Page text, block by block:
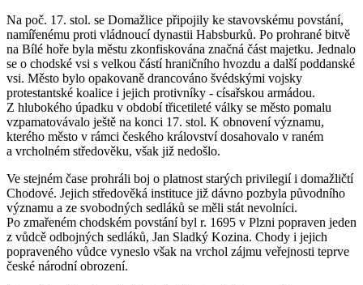
Na poč. 17. stol. se Domažlice připojily ke stavovskému povstání,
namířenému proti vládnoucí dynastii Habsburků. Po prohrané bitvě
na Bílé hoře byla městu zkonfiskována značná část majetku. Jednalo
se o chodské vsi s velkou částí hraničního hvozdu a další poddanské
vsi. Město bylo opakovaně drancováno švédskými vojsky
protestantské koalice i jejich protivníky - císařskou armádou.
Z hlubokého úpadku v období třicetileté války se město pomalu
vzpamatovávalo ještě na konci 17. stol. K obnovení významu,
kterého město v rámci českého království dosahovalo v raném
a vrcholném středověku, však již nedošlo.
Ve stejném čase prohráli boj o platnost starých privilegií i domažličtí
Chodové. Jejich středověká instituce již dávno pozbyla původního
významu a ze svobodných sedláků se měli stát nevolníci.
Po zmařeném chodském povstání byl r. 1695 v Plzni popraven jeden
z vůdcě odbojných sedláků, Jan Sladký Kozina. Chody i jejich
popraveného vůdce vyneslo však na vrchol zájmu veřejnosti teprve
české národní obrození.